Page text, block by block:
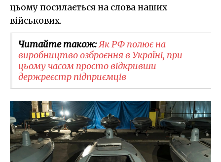
цьому посилається на слова наших
військових.
Читайте також:Як РФ полює на
виробництво озброєння в Україні, при
цьому часом просто відкривши
держреєстр підприємців